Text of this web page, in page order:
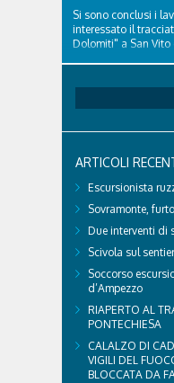
Si sono conclusi i
interessato il
Dolomiti" a San
appositi dissuasori
per:
ARTICOLI
Escursionista
Sovramonte,
Due interventi di
Scivola sul
Soccorso
d’Ampezzo
RIAPERTO AL
PONTECHIESA
CALALZO DI
VIGILI DEL
BLOCCATA DA